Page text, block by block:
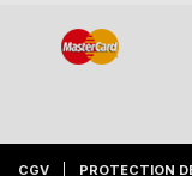
CGV PROTECTION